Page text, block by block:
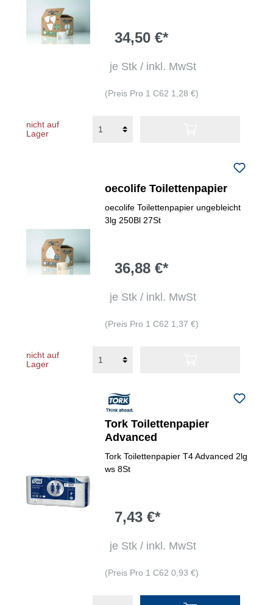
34,50 €*
je Stk / inkl. MwSt
(Preis Pro 1 C62 1,28 €)
nicht auf
Lager
oecolife Toilettenpapier
oecolife Toilettenpapier ungebleicht
3lg 250Bl 27St
36,88 €*
je Stk / inkl. MwSt
(Preis Pro 1 C62 1,37 €)
nicht auf
Lager
Tork Toilettenpapier
Advanced
Tork Toilettenpapier T4 Advanced 2lg
ws 8St
7,43 €*
je Stk / inkl. MwSt
(Preis Pro 1 C62 0,93 €)